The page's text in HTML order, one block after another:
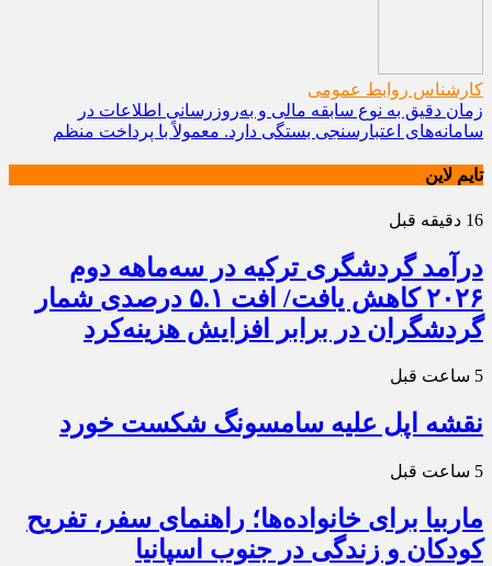
کارشناس روابط عمومی
زمان دقیق به نوع سابقه مالی و به‌روزرسانی اطلاعات در
سامانه‌های اعتبارسنجی بستگی دارد. معمولاً با پرداخت منظم
تایم لاین
16 دقیقه قبل
درآمد گردشگری ترکیه در سه‌ماهه دوم
۲۰۲۶ کاهش یافت/ افت ۵.۱ درصدی شمار
گردشگران در برابر افزایش هزینه‌کرد
5 ساعت قبل
نقشه اپل علیه سامسونگ شکست خورد
5 ساعت قبل
ماربیا برای خانواده‌ها؛ راهنمای سفر، تفریح
کودکان و زندگی در جنوب اسپانیا